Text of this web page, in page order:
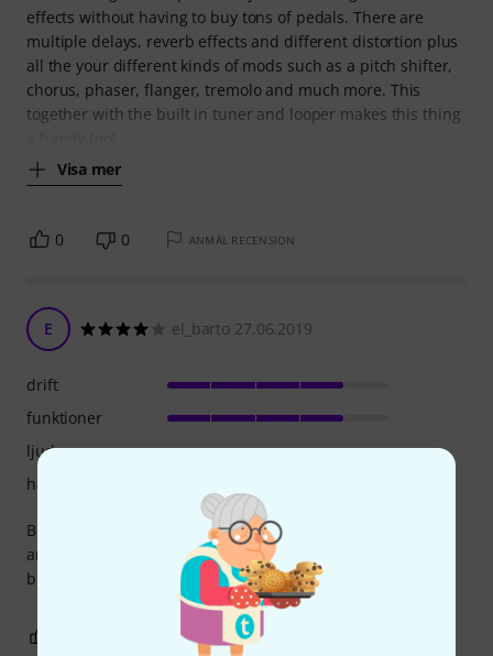
effects without having to buy tons of pedals. There are
multiple delays, reverb effects and different distortion plus
all the your different kinds of mods such as a pitch shifter,
chorus, phaser, flanger, tremolo and much more. This
together with the built in tuner and looper makes this thing
Visa mer
0 0 ANMÄL RECENSION
E el_barto 27.06.2019
Big upgrade from my zoom g5n. Good in terms of handling
and software. Sound is acceptable (lot better than zoom),
but still not completely satisfactory to my ears..
drift
funktioner
ljud
hantverkskvalitet
ANMÄL RECENSION